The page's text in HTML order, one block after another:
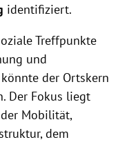
identifiziert.
Treffpunkte
und
der Ortskern
Der Fokus liegt
Mobilität,
dem